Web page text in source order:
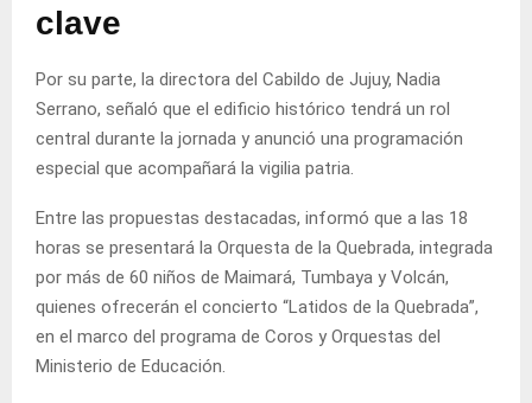
clave
Por su parte, la directora del Cabildo de Jujuy, Nadia
Serrano, señaló que el edificio histórico tendrá un rol
central durante la jornada y anunció una programación
especial que acompañará la vigilia patria.
Entre las propuestas destacadas, informó que a las 18
horas se presentará la Orquesta de la Quebrada, integrada
por más de 60 niños de Maimará, Tumbaya y Volcán,
quienes ofrecerán el concierto “Latidos de la Quebrada”,
en el marco del programa de Coros y Orquestas del
Ministerio de Educación.